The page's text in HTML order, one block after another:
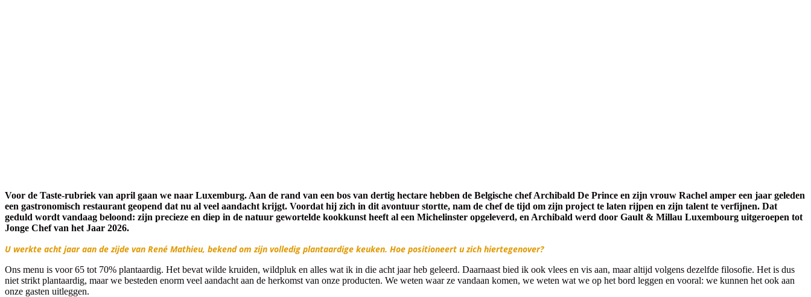
Voor de Taste-rubriek van april gaan we naar Luxemburg. Aan de rand van een bos van dertig hectare hebben de Belgische chef Archibald De Prince en zijn vrouw Rachel amper een jaar geleden
een gastronomisch restaurant geopend dat nu al veel aandacht krijgt. Voordat hij zich in dit avontuur stortte, nam de chef de tijd om zijn project te laten rijpen en zijn talent te verfijnen. Dat
geduld wordt vandaag beloond: zijn precieze en diep in de natuur gewortelde kookkunst heeft al een Michelinster opgeleverd, en Archibald werd door Gault & Millau Luxembourg uitgeroepen tot
Jonge Chef van het Jaar 2026.
U werkte acht jaar aan de zijde van René Mathieu, bekend om zijn volledig plantaardige keuken. Hoe positioneert u zich hiertegenover?
Ons menu is voor 65 tot 70% plantaardig. Het bevat wilde kruiden, wildpluk en alles wat ik in die acht jaar heb geleerd. Daarnaast bied ik ook vlees en vis aan, maar altijd volgens dezelfde filosofie. Het is dus
niet strikt plantaardig, maar we besteden enorm veel aandacht aan de herkomst van onze producten. We weten waar ze vandaan komen, we weten wat we op het bord leggen en vooral: we kunnen het ook aan
onze gasten uitleggen.